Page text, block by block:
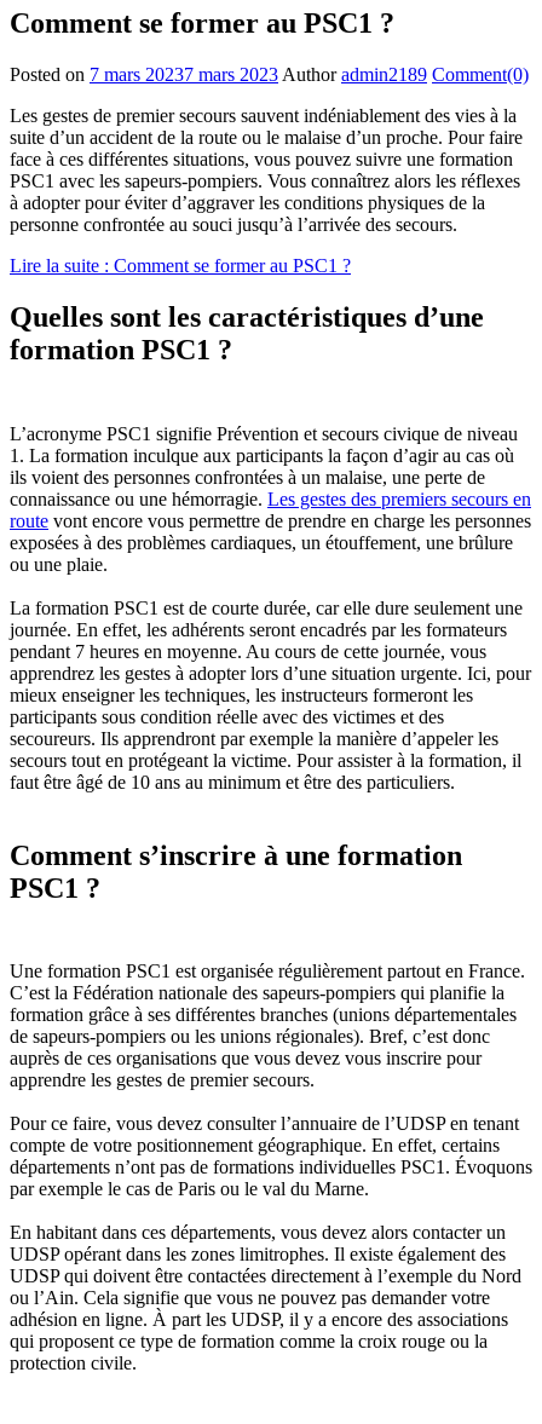
Comment se former au PSC1 ?
Posted on 7 mars 20237 mars 2023 Author admin2189 Comment(0)
Les gestes de premier secours sauvent indéniablement des vies à la
suite d’un accident de la route ou le malaise d’un proche. Pour faire
face à ces différentes situations, vous pouvez suivre une formation
PSC1 avec les sapeurs-pompiers. Vous connaîtrez alors les réflexes
à adopter pour éviter d’aggraver les conditions physiques de la
personne confrontée au souci jusqu’à l’arrivée des secours.
Lire la suite : Comment se former au PSC1 ?
Quelles sont les caractéristiques d’une
formation PSC1 ?
L’acronyme PSC1 signifie Prévention et secours civique de niveau
1. La formation inculque aux participants la façon d’agir au cas où
ils voient des personnes confrontées à un malaise, une perte de
connaissance ou une hémorragie. Les gestes des premiers secours en
route vont encore vous permettre de prendre en charge les personnes
exposées à des problèmes cardiaques, un étouffement, une brûlure
ou une plaie.
La formation PSC1 est de courte durée, car elle dure seulement une
journée. En effet, les adhérents seront encadrés par les formateurs
pendant 7 heures en moyenne. Au cours de cette journée, vous
apprendrez les gestes à adopter lors d’une situation urgente. Ici, pour
mieux enseigner les techniques, les instructeurs formeront les
participants sous condition réelle avec des victimes et des
secoureurs. Ils apprendront par exemple la manière d’appeler les
secours tout en protégeant la victime. Pour assister à la formation, il
faut être âgé de 10 ans au minimum et être des particuliers.
Comment s’inscrire à une formation
PSC1 ?
Une formation PSC1 est organisée régulièrement partout en France.
C’est la Fédération nationale des sapeurs-pompiers qui planifie la
formation grâce à ses différentes branches (unions départementales
de sapeurs-pompiers ou les unions régionales). Bref, c’est donc
auprès de ces organisations que vous devez vous inscrire pour
apprendre les gestes de premier secours.
Pour ce faire, vous devez consulter l’annuaire de l’UDSP en tenant
compte de votre positionnement géographique. En effet, certains
départements n’ont pas de formations individuelles PSC1. Évoquons
par exemple le cas de Paris ou le val du Marne.
En habitant dans ces départements, vous devez alors contacter un
UDSP opérant dans les zones limitrophes. Il existe également des
UDSP qui doivent être contactées directement à l’exemple du Nord
ou l’Ain. Cela signifie que vous ne pouvez pas demander votre
adhésion en ligne. À part les UDSP, il y a encore des associations
qui proposent ce type de formation comme la croix rouge ou la
protection civile.